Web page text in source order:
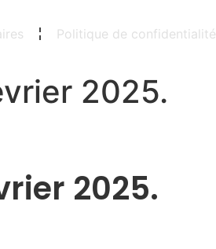
Politique de confidentialité
2025.
2025.